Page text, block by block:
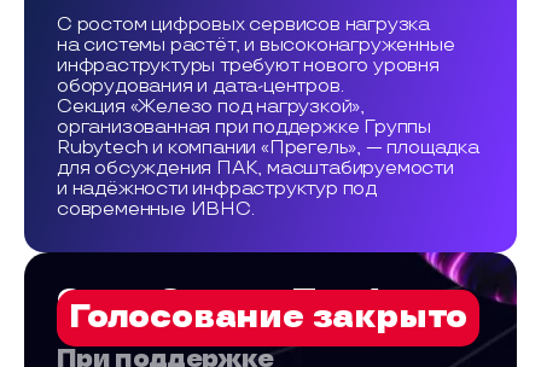
С ростом цифровых сервисов нагрузка
на системы растёт, и высоконагруженные
инфраструктуры требуют нового уровня
оборудования и дата-центров.
Секция «Железо под нагрузкой»,
организованная при поддержке Группы
Rubytech и компании «Прегель», — площадка
для обсуждения ПАК, масштабируемости
и надёжности инфраструктур под
современные ИВНС.
Open-Source-Трибуна
Голосование закрыто
При поддержке